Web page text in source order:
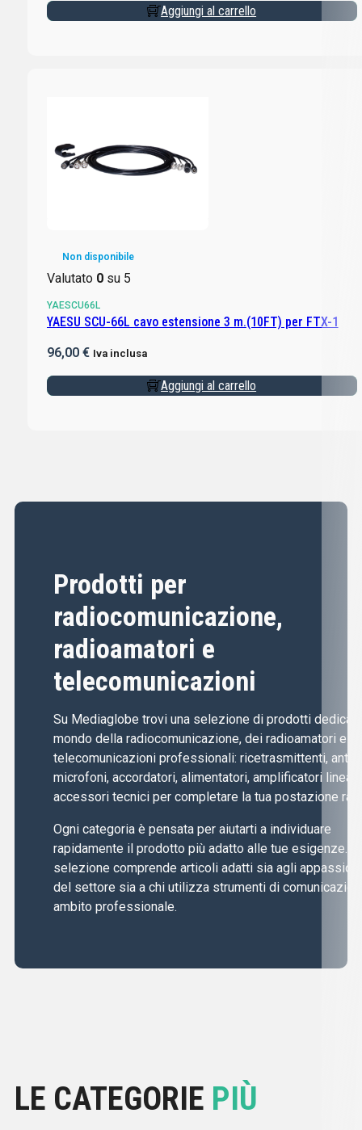
Aggiungi al carrello
Non disponibile
Valutato 0su 5
YAESCU66L
YAESU SCU-66L cavo estensione 3 m.(10FT) per FTX-1
96,00 € Iva inclusa
Aggiungi al carrello
Prodotti per
radiocomunicazione,
radioamatori e
telecomunicazioni
Su Mediaglobe trovi una selezione di prodotti dedicati
mondo della radiocomunicazione, dei radioamatori e
telecomunicazioni professionali: ricetrasmittenti,
microfoni, accordatori, alimentatori, amplificatori
accessori tecnici per completare la tua postazione
Ogni categoria è pensata per aiutarti a individuare
rapidamente il prodotto più adatto alle tue esigenze.
selezione comprende articoli adatti sia agli
del settore sia a chi utilizza strumenti di
ambito professionale.
LE CATEGORIE PIÙ